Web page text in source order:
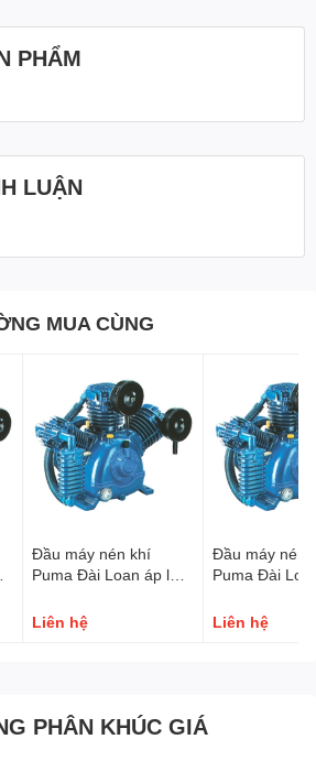
PHẨM
LUẬN
MUA CÙNG
Đầu máy nén khí
Puma Đài Loan áp lực
Liên hệ
Đầu máy nén
Puma Đài
Liên hệ
PHÂN KHÚC GIÁ